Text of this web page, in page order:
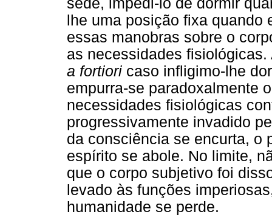
sede, impedi-lo de dormir
lhe uma posição fixa
essas manobras sobre o
as necessidades
a fortiori caso infligimo-lhe
empurra-se paradoxalmente
necessidades fisiológicas
progressivamente invadido
da consciência se encurta, o
espírito se abole. No limite,
que o corpo subjetivo foi
levado às funções
humanidade se perde.